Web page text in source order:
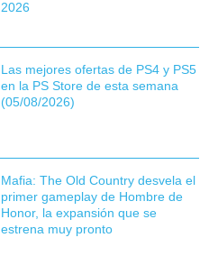
2026
Las mejores ofertas de PS4 y PS5
en la PS Store de esta semana
(05/08/2026)
Mafia: The Old Country desvela el
primer gameplay de Hombre de
Honor, la expansión que se
estrena muy pronto